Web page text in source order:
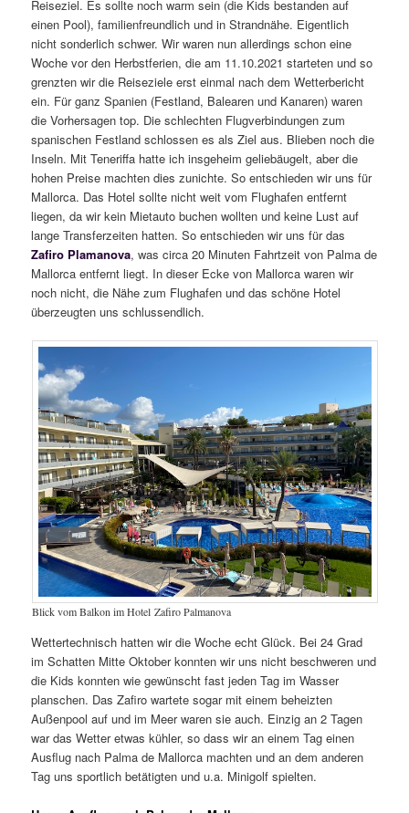
Reiseziel. Es sollte noch warm sein (die Kids bestanden auf
einen Pool), familienfreundlich und in Strandnähe. Eigentlich
nicht sonderlich schwer. Wir waren nun allerdings schon eine
Woche vor den Herbstferien, die am 11.10.2021 starteten und so
grenzten wir die Reiseziele erst einmal nach dem Wetterbericht
ein. Für ganz Spanien (Festland, Balearen und Kanaren) waren
die Vorhersagen top. Die schlechten Flugverbindungen zum
spanischen Festland schlossen es als Ziel aus. Blieben noch die
Inseln. Mit Teneriffa hatte ich insgeheim geliebäugelt, aber die
hohen Preise machten dies zunichte. So entschieden wir uns für
Mallorca. Das Hotel sollte nicht weit vom Flughafen entfernt
liegen, da wir kein Mietauto buchen wollten und keine Lust auf
lange Transferzeiten hatten. So entschieden wir uns für das
Zafiro Plamanova, was circa 20 Minuten Fahrtzeit von Palma de
Mallorca entfernt liegt. In dieser Ecke von Mallorca waren wir
noch nicht, die Nähe zum Flughafen und das schöne Hotel
überzeugten uns schlussendlich.
Blick vom Balkon im Hotel Zafiro Palmanova
Wettertechnisch hatten wir die Woche echt Glück. Bei 24 Grad
im Schatten Mitte Oktober konnten wir uns nicht beschweren und
die Kids konnten wie gewünscht fast jeden Tag im Wasser
planschen. Das Zafiro wartete sogar mit einem beheizten
Außenpool auf und im Meer waren sie auch. Einzig an 2 Tagen
war das Wetter etwas kühler, so dass wir an einem Tag einen
Ausflug nach Palma de Mallorca machten und an dem anderen
Tag uns sportlich betätigten und u.a. Minigolf spielten.